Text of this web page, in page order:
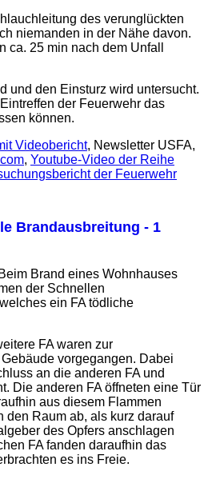
des verunglückten
niemanden in der Nähe davon.
ca. 25 min nach dem Unfall
und den Einsturz wird untersucht.
der Feuerwehr das
können.
Videobericht, Newsletter USFA,
, Youtube-Video der Reihe
der Feuerwehr
Brandausbreitung - 1
Brand eines Wohnhauses
der Schnellen
ein FA tödliche
FA waren zur
vorgegangen. Dabei
an die anderen FA und
Die anderen FA öffneten eine Tür
aus diesem Flammen
den Raum ab, als kurz darauf
des Opfers anschlagen
FA fanden daraufhin das
es ins Freie.